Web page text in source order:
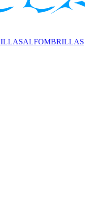
ALFOMBRILLAS